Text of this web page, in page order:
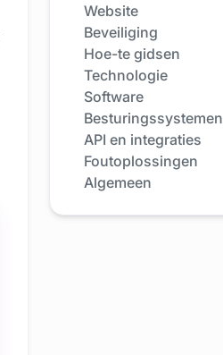
Website
Beveiliging
Hoe-te gidsen
Technologie
Software
Besturingssystemen
API en integraties
Foutoplossingen
Algemeen